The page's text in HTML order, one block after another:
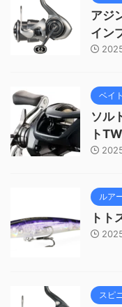
アジ
イン
ベイ
ソル
ト
ルア
トト
スピ